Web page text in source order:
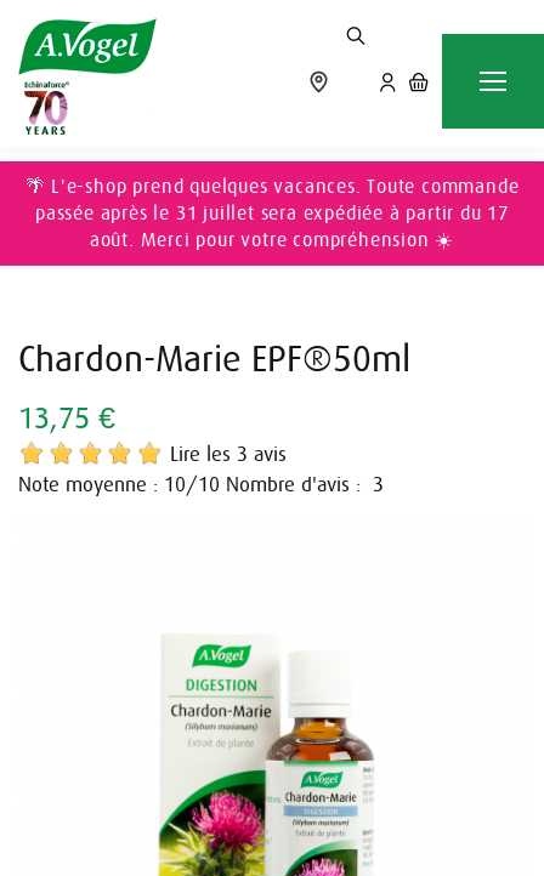
Accueil
🌴 L'e-shop prend quelques vacances. Toute commande
passée après le 31 juillet sera expédiée à partir du 17
août. Merci pour votre compréhension ☀️
Chardon-Marie EPF®50ml
13,75 €
Lire les 3 avis
Note moyenne : 10/10 Nombre d'avis : 3